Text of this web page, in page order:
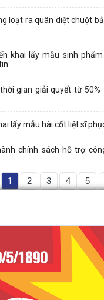
loạt ra quân diệt chuột
khai lấy mẫu sinh
gian giải quyết từ
lấy mẫu hài cốt liệt sĩ
chính sách hỗ trợ
1 2 3 4 5